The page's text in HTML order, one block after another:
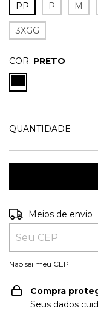
PP
P M
3XGG
COR: PRETO
QUANTIDADE
Entregas para o CEP:
Meios de envio
Não sei meu CEP
Compra
Seus dados